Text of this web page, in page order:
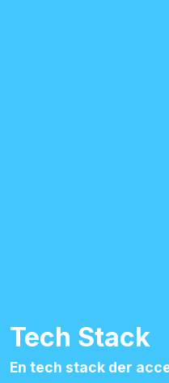
Tech Stack
En tech stack der